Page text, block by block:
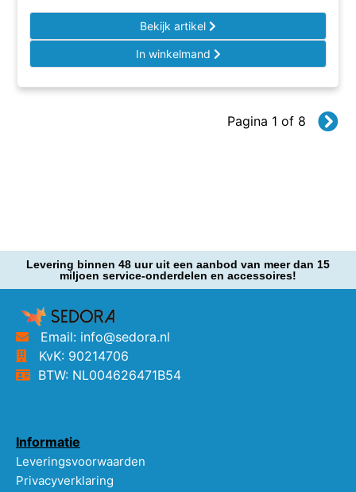
Bekijk artikel
In winkelmand
Pagina 1 of 8
Levering binnen 48 uur uit een aanbod van meer dan 15
miljoen service-onderdelen en accessoires!
Email: info@sedora.nl
KvK: 90214706
BTW: NL004626471B54
Informatie
Leveringsvoorwaarden
Privacyverklaring